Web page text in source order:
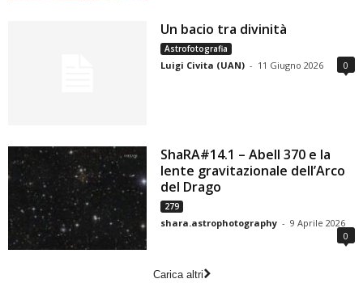
Un bacio tra divinità
Astrofotografia
Luigi Civita (UAN) - 11 Giugno 2026 0
ShaRA#14.1 – Abell 370 e la
lente gravitazionale dell’Arco
del Drago
279
shara.astrophotography - 9 Aprile 2026
0
Carica altri